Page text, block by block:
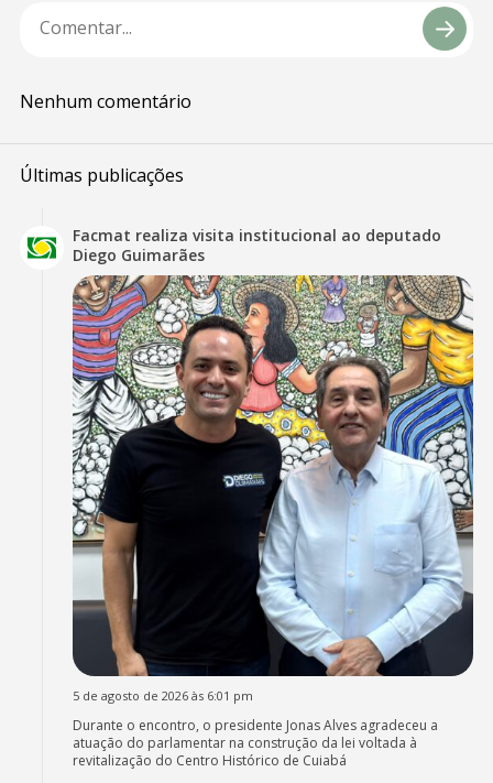
Nenhum comentário
Últimas publicações
Facmat realiza visita institucional ao deputado
Diego Guimarães
5 de agosto de 2026 às 6:01 pm
Durante o encontro, o presidente Jonas Alves agradeceu a
atuação do parlamentar na construção da lei voltada à
revitalização do Centro Histórico de Cuiabá